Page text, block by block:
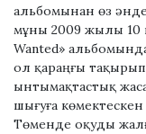
альбомынан өз
мұны 2009 жылы 10
Wanted»
ол қараңғы
ынтымақтастық
шығуға
Төменде оқуды